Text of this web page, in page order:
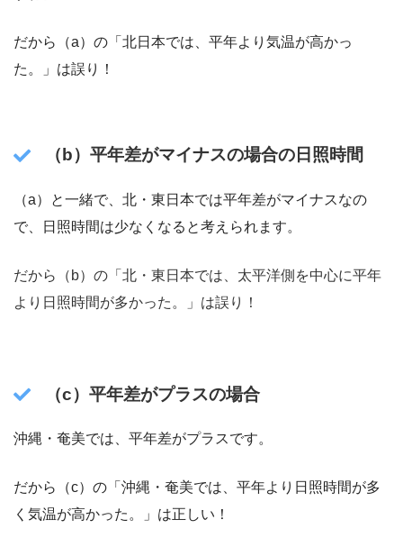
だから（a）の「北日本では、平年より気温が高かっ
た。」は誤り！
（b） 平年差がマイナスの場合の日照時間
（a）と一緒で、北・東日本では平年差がマイナスなの
で、日照時間は少なくなると考えられます。
だから（b）の「北・東日本では、太平洋側を中心に平年
より日照時間が多かった。」は誤り！
（c） 平年差がプラスの場合
沖縄・奄美では、平年差がプラスです。
だから（c）の「沖縄・奄美では、平年より日照時間が多
く気温が高かった。」は正しい！